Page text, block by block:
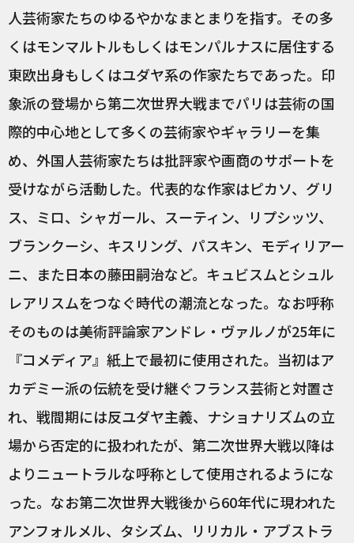
人芸術家たちのゆるやかなまとまりを指す。その多
くはモンマルトルもしくはモンパルナスに居住する
東欧出身もしくはユダヤ系の作家たちであった。印
象派の登場から第二次世界大戦までパリは芸術の国
際的中心地として多くの芸術家やギャラリーを集
め、外国人芸術家たちは批評家や画商のサポートを
受けながら活動した。代表的な作家はピカソ、グリ
ス、ミロ、シャガール、スーティン、リプシッツ、
ブランクーシ、キスリング、パスキン、モディリアー
ニ、また日本の藤田嗣治など。キュビスムとシュル
レアリスムをつなぐ時代の潮流となった。なお呼称
そのものは美術評論家アンドレ・ヴァルノが25年に
『コメディア』紙上で最初に使用された。当初はア
カデミー派の伝統を受け継ぐフランス芸術と対置さ
れ、戦間期には反ユダヤ主義、ナショナリズムの立
場から否定的に扱われたが、第二次世界大戦以降は
よりニュートラルな呼称として使用されるようにな
った。なお第二次世界大戦後から60年代に現われた
アンフォルメル、タシズム、リリカル・アブストラ